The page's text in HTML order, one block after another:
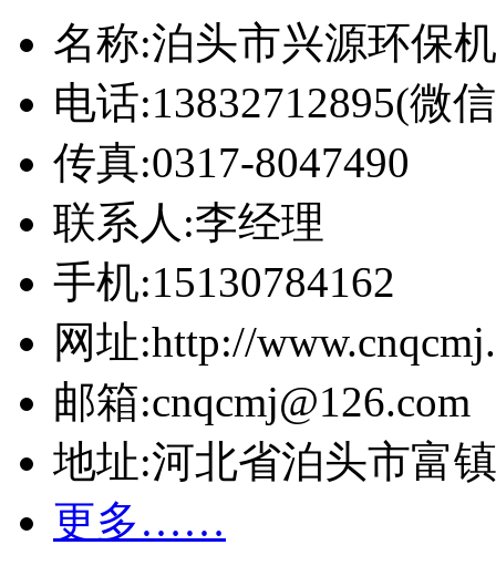
名称:泊头市兴源环保
电话:13832712895(微
传真:0317-8047490
联系人:李经理
手机:15130784162
网址:http://
邮箱:cnqcmj@126.com
地址:河北省泊头市富
更多……